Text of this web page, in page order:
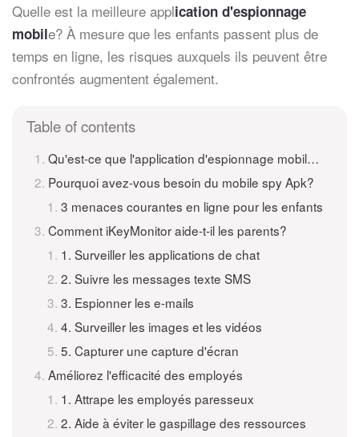
Quelle est la meilleure application d'espionnage
mobile? À mesure que les enfants passent plus de
temps en ligne, les risques auxquels ils peuvent être
confrontés augmentent également.
Table of contents
Qu'est-ce que l'application d'espionnage mobile iKeyMonitor?
Pourquoi avez-vous besoin du mobile spy Apk?
3 menaces courantes en ligne pour les enfants
Comment iKeyMonitor aide-t-il les parents?
1. Surveiller les applications de chat
2. Suivre les messages texte SMS
3. Espionner les e-mails
4. Surveiller les images et les vidéos
5. Capturer une capture d'écran
Améliorez l'efficacité des employés
1. Attrape les employés paresseux
2. Aide à éviter le gaspillage des ressources